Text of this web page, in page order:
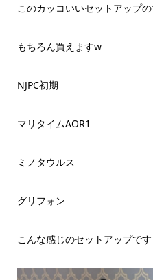
このカッコいいセットアップ
もちろん買えますw
NJPC初期
マリタイムAOR1
ミノタウルス
グリフォン
こんな感じのセットアップです